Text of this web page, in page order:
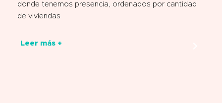
donde tenemos presencia, ordenados por cantidad
de viviendas
Leer más +